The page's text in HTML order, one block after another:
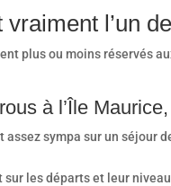
l’un
plus ou moins
à l’Île
sympa sur un séjour
les départs et leur